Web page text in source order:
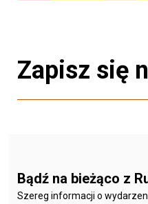
Zapisz się
Bądź na bieżąco z
Szereg informacji o